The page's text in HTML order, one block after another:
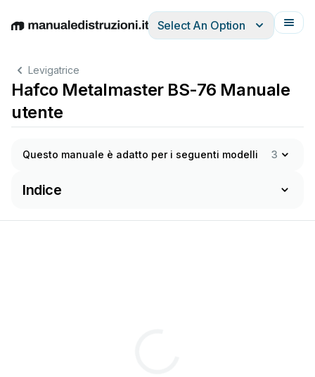
EnglishDeutschEspañolItalianoFrançais
Select An Option
Levigatrice
Hafco Metalmaster BS-76 Manuale
utente
Questo manuale è adatto per i seguenti modelli 3
Indice